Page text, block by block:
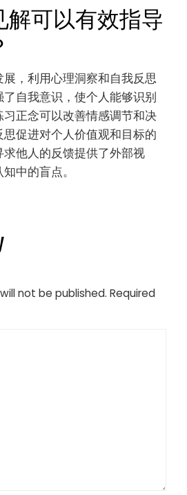
解可以有效指导
，利用心理洞察和自我反思
自我意识，使个人能够识别
正念可以改善情感调节和决
促进对个人价值观和目标的
他人的反馈提供了外部视
中的盲点。
not be published. Required